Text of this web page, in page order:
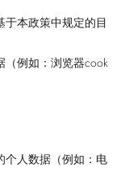
本政策中规定的目
（例如：浏览器cook
个人数据（例如：电